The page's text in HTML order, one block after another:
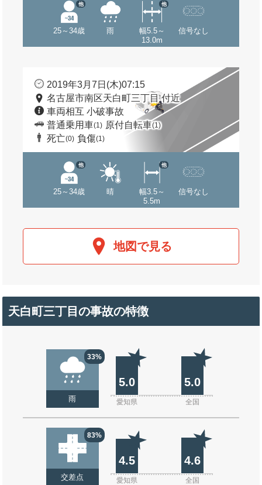
25～34歳
他
雨
幅5.5～
13.0m
他
信号なし
2019年3月7日(木)07:15
名古屋市南区天白町三丁目 付近
車両相互 小破事故
普通乗用車(1) 原付自転車(1)
死亡(0) 負傷(1)
25～34歳
他
晴
幅3.5～
5.5m
他
信号なし
地図で見る
天白町三丁目の事故の特徴
33%
雨
5.0 5.0
愛知県 全国
83%
交差点
4.5 4.6
愛知県 全国